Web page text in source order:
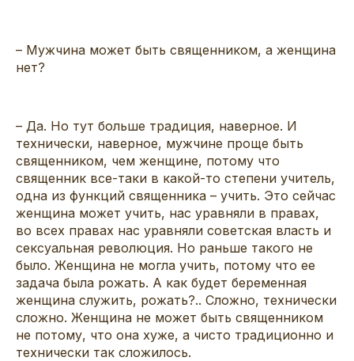
– Мужчина может быть священником, а женщина
нет?
– Да. Но тут больше традиция, наверное. И
технически, наверное, мужчине проще быть
священником, чем женщине, потому что
священник все-таки в какой-то степени учитель,
одна из функций священника – учить. Это сейчас
женщина может учить, нас уравняли в правах,
во всех правах нас уравняли советская власть и
сексуальная революция. Но раньше такого не
было. Женщина не могла учить, потому что ее
задача была рожать. А как будет беременная
женщина служить, рожать?.. Сложно, технически
сложно. Женщина не может быть священником
не потому, что она хуже, а чисто традиционно и
технически так сложилось.